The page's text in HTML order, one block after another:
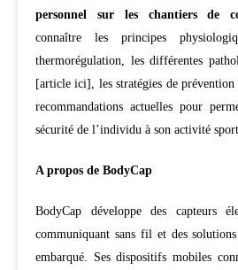
personnel sur les chantiers de
connaître les principes
thermorégulation, les différentes
[article ici], les stratégies de
recommandations actuelles pour
sécurité de l’individu à son activité
A propos de BodyCap
BodyCap développe des capteurs
communiquant sans fil et des
embarqué. Ses dispositifs mobiles